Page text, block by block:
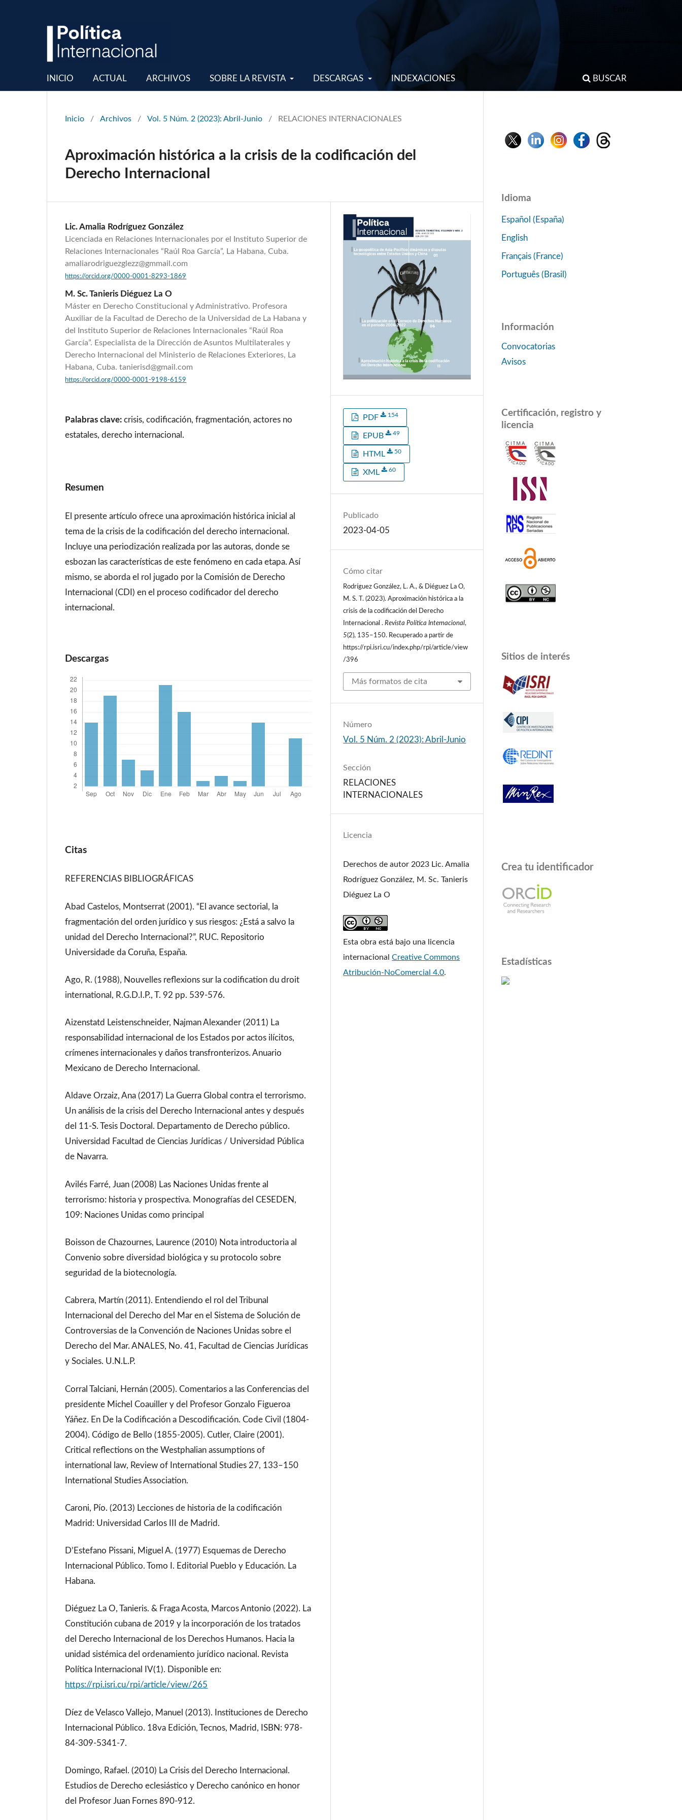
INICIO ACTUAL ARCHIVOS SOBRE LA REVISTA DESCARGAS INDEXACIONES BUSCAR
Inicio / Archivos / Vol. 5 Núm. 2 (2023): Abril-Junio / RELACIONES INTERNACIONALES
Aproximación histórica a la crisis de la codificación del
Derecho Internacional
Lic. Amalia Rodríguez González
Licenciada en Relaciones Internacionales por el Instituto Superior de
Relaciones Internacionales “Raúl Roa García”, La Habana, Cuba.
amaliarodriguezglezz@gmmail.com
https://orcid.org/0000-0001-8293-1869
M. Sc. Tanieris Diéguez La O
Máster en Derecho Constitucional y Administrativo. Profesora
Auxiliar de la Facultad de Derecho de la Universidad de La Habana y
del Instituto Superior de Relaciones Internacionales “Raúl Roa
García”. Especialista de la Dirección de Asuntos Multilaterales y
Derecho Internacional del Ministerio de Relaciones Exteriores, La
Habana, Cuba. tanierisd@gmail.com
https://orcid.org/0000-0001-9198-6159
Palabras clave:crisis, codificación, fragmentación, actores no
estatales, derecho internacional.
Resumen
El presente artículo ofrece una aproximación histórica inicial al
tema de la crisis de la codificación del derecho internacional.
Incluye una periodización realizada por las autoras, donde se
esbozan las características de este fenómeno en cada etapa. Así
mismo, se aborda el rol jugado por la Comisión de Derecho
Internacional (CDI) en el proceso codificador del derecho
internacional.
Descargas
Citas
REFERENCIAS BIBLIOGRÁFICAS
Abad Castelos, Montserrat (2001). “El avance sectorial, la
fragmentación del orden jurídico y sus riesgos: ¿Está a salvo la
unidad del Derecho Internacional?”, RUC. Repositorio
Universidade da Coruña, España.
Ago, R. (1988), Nouvelles reflexions sur la codification du droit
international, R.G.D.I.P., T. 92 pp. 539-576.
Aizenstatd Leistenschneider, Najman Alexander (2011) La
responsabilidad internacional de los Estados por actos ilícitos,
crímenes internacionales y daños transfronterizos. Anuario
Mexicano de Derecho Internacional.
Aldave Orzaiz, Ana (2017) La Guerra Global contra el terrorismo.
Un análisis de la crisis del Derecho Internacional antes y después
del 11-S. Tesis Doctoral. Departamento de Derecho público.
Universidad Facultad de Ciencias Jurídicas / Universidad Pública
de Navarra.
Avilés Farré, Juan (2008) Las Naciones Unidas frente al
terrorismo: historia y prospectiva. Monografías del CESEDEN,
109: Naciones Unidas como principal
Boisson de Chazournes, Laurence (2010) Nota introductoria al
Convenio sobre diversidad biológica y su protocolo sobre
seguridad de la biotecnología.
Cabrera, Martín (2011). Entendiendo el rol del Tribunal
Internacional del Derecho del Mar en el Sistema de Solución de
Controversias de la Convención de Naciones Unidas sobre el
Derecho del Mar. ANALES, No. 41, Facultad de Ciencias Jurídicas
y Sociales. U.N.L.P.
Corral Talciani, Hernán (2005). Comentarios a las Conferencias del
presidente Michel Coauiller y del Profesor Gonzalo Figueroa
Yáñez. En De la Codificación a Descodificación. Code Civil (1804-
2004). Código de Bello (1855-2005). Cutler, Claire (2001).
Critical reflections on the Westphalian assumptions of
international law, Review of International Studies 27, 133–150
International Studies Association.
Caroni, Pío. (2013) Lecciones de historia de la codificación
Madrid: Universidad Carlos III de Madrid.
D’Estefano Pissani, Miguel A. (1977) Esquemas de Derecho
Internacional Público. Tomo I. Editorial Pueblo y Educación. La
Habana.
Diéguez La O, Tanieris. & Fraga Acosta, Marcos Antonio (2022). La
Constitución cubana de 2019 y la incorporación de los tratados
del Derecho Internacional de los Derechos Humanos. Hacia la
unidad sistémica del ordenamiento jurídico nacional. Revista
Política Internacional IV(1). Disponible en:
https://rpi.isri.cu/rpi/article/view/265
Díez de Velasco Vallejo, Manuel (2013). Instituciones de Derecho
Internacional Público. 18va Edición, Tecnos, Madrid, ISBN: 978-
84-309-5341-7.
Domingo, Rafael. (2010) La Crisis del Derecho Internacional.
Estudios de Derecho eclesiástico y Derecho canónico en honor
del Profesor Juan Fornes 890-912.
PDF 154
EPUB 49
HTML 50
XML 60
Publicado
2023-04-05
Cómo citar
Rodríguez González, L. A., & Diéguez La O,
M. S. T. (2023). Aproximación histórica a la
crisis de la codificación del Derecho
Internacional .Revista Política Internacional,
5(2), 135–150. Recuperado a partir de
https://rpi.isri.cu/index.php/rpi/article/view
/396
Más formatos de cita
Número
Vol. 5 Núm. 2 (2023): Abril-Junio
Sección
RELACIONES
INTERNACIONALES
Licencia
Derechos de autor 2023 Lic. Amalia
Rodríguez González, M. Sc. Tanieris
Diéguez La O
Esta obra está bajo una licencia
internacionalCreative Commons
Atribución-NoComercial 4.0.
Idioma
Español (España)
English
Français (France)
Português (Brasil)
Información
Convocatorias
Avisos
Certificación, registro y
licencia
Sitios de interés
Crea tu identificador
Estadísticas